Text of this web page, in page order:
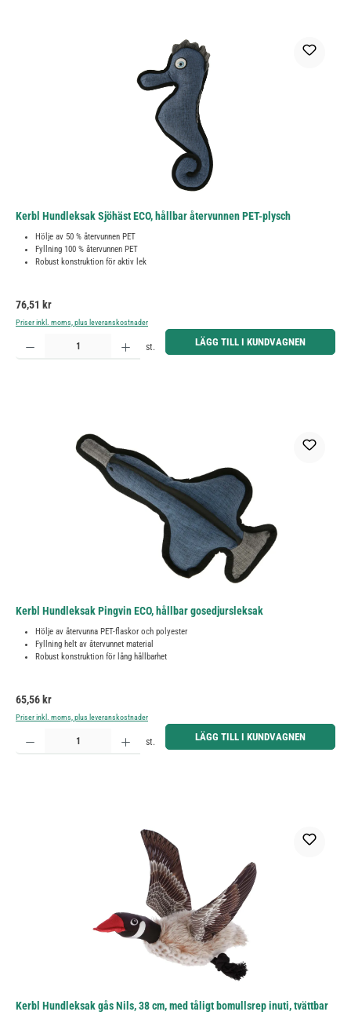
Kerbl Hundleksak Sjöhäst ECO, hållbar återvunnen PET-plysch
Hölje av 50 % återvunnen PET
Fyllning 100 % återvunnen PET
Robust konstruktion för aktiv lek
Ordinarie pris:
76,51 kr
Priser inkl. moms, plus leveranskostnader
Produktkvantitet: Ange önskat belopp eller använd knapparna för att öka eller minska kvantiteten.
st. LÄGG TILL I KUNDVAGNEN
Kerbl Hundleksak Pingvin ECO, hållbar gosedjursleksak
Hölje av återvunna PET-flaskor och polyester
Fyllning helt av återvunnet material
Robust konstruktion för lång hållbarhet
Ordinarie pris:
65,56 kr
Priser inkl. moms, plus leveranskostnader
Produktkvantitet: Ange önskat belopp eller använd knapparna för att öka eller minska kvantiteten.
st. LÄGG TILL I KUNDVAGNEN
Kerbl Hundleksak gås Nils, 38 cm, med tåligt bomullsrep inuti, tvättbar